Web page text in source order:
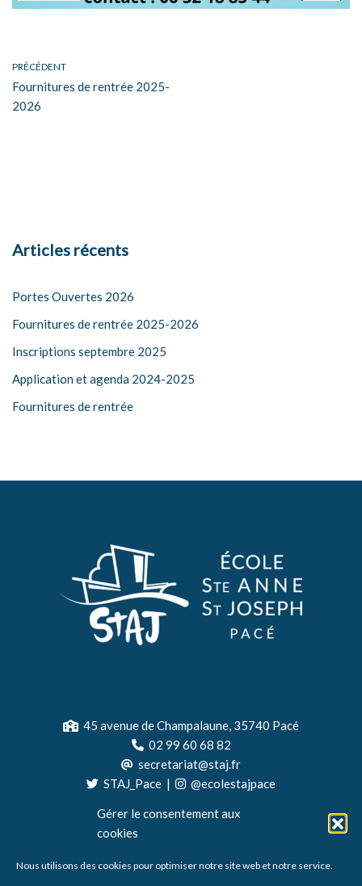
Gérer le consentement aux
cookies
Nous utilisons des cookies pour optimiser notre site web et notre service.
PRÉCÉDENT
Fournitures de rentrée 2025-
2026
Articles récents
Portes Ouvertes 2026
Fournitures de rentrée 2025-2026
Inscriptions septembre 2025
Application et agenda 2024-2025
Fournitures de rentrée
45 avenue de Champalaune, 35740 Pacé
02 99 60 68 82
secretariat@staj.fr
STAJ_Pace | @ecolestajpace